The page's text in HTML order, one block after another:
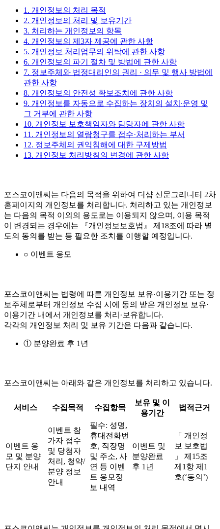
1. 개인정보의 처리 목적
2. 개인정보의 처리 및 보유기간
3. 처리하는 개인정보의 항목
4. 개인정보의 제3자 제공에 관한 사항
5. 개인정보 처리업무의 위탁에 관한 사항
6. 개인정보의 파기 절차 및 방법에 관한 사항
7. 정보주체와 법정대리인의 권리 · 의무 및 행사 방법에
관한 사항
8. 개인정보의 안전성 확보조치에 관한 사항
9. 개인정보를 자동으로 수집하는 장치의 설치∙운영 및
그 거부에 관한 사항
10. 개인정보 보호책임자와 담당자에 관한 사항
11. 개인정보의 열람청구를 접수·처리하는 부서
12. 정보주체의 권익침해에 대한 구제방법
13. 개인정보 처리방침의 변경에 관한 사항
포스코이앤씨는 다음의 목적을 위하여 더샵 신문그리니티 2차
홈페이지의 개인정보를 처리합니다. 처리하고 있는 개인정보
는 다음의 목적 이외의 용도로는 이용되지 않으며, 이용 목적
이 변경되는 경우에는 『개인정보보호법』 제18조에 따라 별
도의 동의를 받는 등 필요한 조치를 이행할 예정입니다.
○ 이벤트 응모
포스코이앤씨는 법령에 따른 개인정보 보유·이용기간 또는 정
보주체로부터 개인정보 수집 시에 동의 받은 개인정보 보유·
이용기간 내에서 개인정보를 처리·보유합니다.
각각의 개인정보 처리 및 보유 기간은 다음과 같습니다.
① 분양완료 후 1년
포스코이앤씨는 아래와 같은 개인정보를 처리하고 있습니다.
서비스 수집목적 수집항목
보유 및 이
용기간
법적근거
이벤트 응
모 및 분양
단지 안내
이벤트 참
가자 접수
및 당첨자
처리, 청약/
분양 정보
안내
필수: 성명,
휴대전화번
호, 직장명
및 주소, 사
연 등 이벤
트 응모정
보 내역
이벤트 및
분양완료
후 1년
「 개인정
보 보호법
」 제15조
제1항 제1
호(‘동의’)